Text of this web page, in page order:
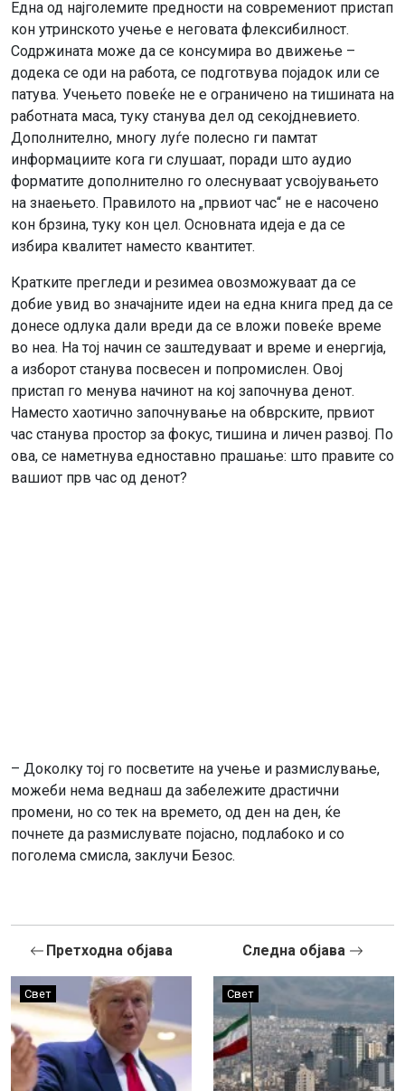
Една од најголемите предности на современиот пристап
кон утринското учење е неговата флексибилност.
Содржината може да се консумира во движење –
додека се оди на работа, се подготвува појадок или се
патува. Учењето повеќе не е ограничено на тишината на
работната маса, туку станува дел од секојдневието.
Дополнително, многу луѓе полесно ги памтат
информациите кога ги слушаат, поради што аудио
форматите дополнително го олеснуваат усвојувањето
на знаењето. Правилото на „првиот час“ не е насочено
кон брзина, туку кон цел. Основната идеја е да се
избира квалитет наместо квантитет.
Кратките прегледи и резимеа овозможуваат да се
добие увид во значајните идеи на една книга пред да се
донесе одлука дали вреди да се вложи повеќе време
во неа. На тој начин се заштедуваат и време и енергија,
а изборот станува посвесен и попромислен. Овој
пристап го менува начинот на кој започнува денот.
Наместо хаотично започнување на обврските, првиот
час станува простор за фокус, тишина и личен развој. По
ова, се наметнува едноставно прашање: што правите со
вашиот прв час од денот?
– Доколку тој го посветите на учење и размислување,
можеби нема веднаш да забележите драстични
промени, но со тек на времето, од ден на ден, ќе
почнете да размислувате појасно, подлабоко и со
поголема смисла, заклучи Безос.
Претходна објава
Свет
Следна објава
Свет